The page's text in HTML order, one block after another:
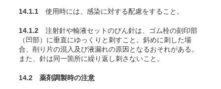
14.1.1 使用時には、感染に対する配慮をすること。
14.1.2 注射針や輸液セットのびん針は、ゴム栓の刻印部
（凹部）に垂直にゆっくりと刺すこと。斜めに刺した場
合、削り片の混入及び液漏れの原因となるおそれがある。
また、針は同一箇所に繰り返し刺さないこと。
14.2 薬剤調製時の注意